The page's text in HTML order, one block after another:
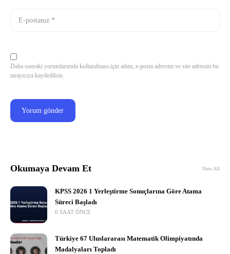
Daha sonraki yorumlarımda kullanılması için adım, e-posta adresim ve site adresim bu
tarayıcıya kaydedilsin.
Okumaya Devam Et View All
KPSS 2026 1 Yerleştirme Sonuçlarına Göre Atama
Süreci Başladı
6 SAAT ÖNCE
Türkiye 67 Uluslararası Matematik Olimpiyatında
Madalyaları Topladı